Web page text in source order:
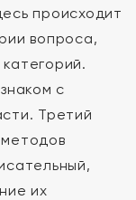
происходит
вопроса,
с
Третий
их